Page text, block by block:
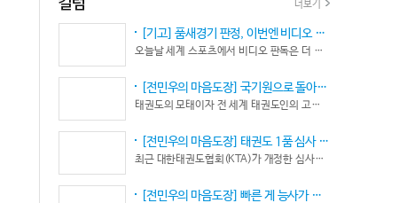
"도" 는 지키시며 발언하세요.심판들 또한 이런 말
나오지 않도록 자존심 상하지 않도록 부단히 노력해
야 함은 확실합니다.부끄러운 일 들이 없도록 해야
좋게만 보지 말고 잘하는 건 잘한다고 인정해주고
못하는 건 고치도록 해주셔야지어떠한 글인지 파악
도 못하고 일방적으로 나쁘게 표현하는 글은 보기가
좋지 않습니다.
더보기
[기고] 품새경기 판정, 이번엔 비디오 판독이다… 더 이상 미룰 수 없다
오늘날 세계 스포츠에서 비디오 판독은 더 이상 선택이 아니다. 선수의 땀과 노력, 경기 결과의 공정성을 지키기 위한 최소한의 안전장치이자 국제 스포츠의 보편적인 기준이 됐다.
[전민우의 마음도장] 국기원으로 돌아온 한마당… 그 안에서 마주하는 '도장(道場)의 본질’
태권도의 모태이자 전 세계 태권도인의 고향, 국기원 도장 위에 다시 뜨거운 기합 소리가 웅장하게 울려 퍼질 예정이다. 오랜만에 국기원에서 펼쳐지는 이번 세계태권도한마당은 단순한 대회 개최를 넘어 국경과 인종, 세대를 넘어 하나의 마음으로 모인 전 세계 태권도인들의 가슴속에 묵직한 설렘과 숭고한 감회를 불러일으킨다.
[전민우의 마음도장] 태권도 1품 심사 완화... 문턱은 낮아졌지만, 계단은 더욱 가팔라졌다!
최근 대한태권도협회(KTA)가 개정한 심사시행 규정이 도장가에 화두를 던지고 있다. 저연령 1품(단) 심사 시 지정 품새의 추첨 범위와 시기를 완화해 각 시도협회가 사실상 태극 1장부터 5장까지로 지정을 축소할 수 있는 제도적 근거를 마련했다.
[전민우의 마음도장] 빠른 게 능사가 아니다… 엘리트 선수의 '기다림'